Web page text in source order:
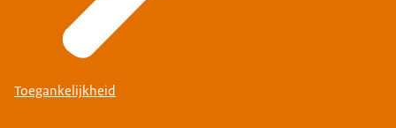
Toegankelijkheid